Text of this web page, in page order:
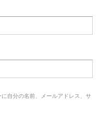
自分の名前、メールアドレス、サ